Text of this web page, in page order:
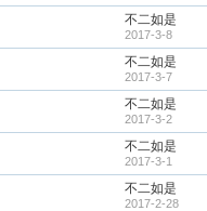
不二如是
2017-3-8
不二如是
2017-3-7
不二如是
2017-3-2
不二如是
2017-3-1
不二如是
2017-2-28